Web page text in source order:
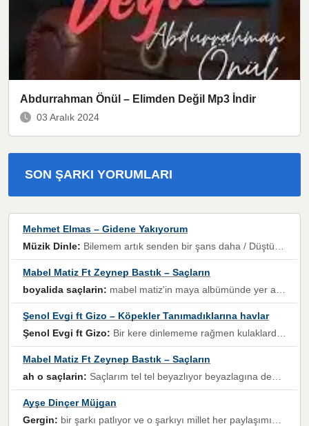
Abdurrahman Önül – Elimden Değil Mp3 İndir
03 Aralık 2024
SON ŞARKI YORUMLARI
Mehmet Elmas – Gidene Yakıyorum
Müzik Dinle: Bilemem artık senden bir şans daha / Düştüğün zaman ben olmayacağım yanında” dizeleri, artık geçmişin tekrarına izin verilmeyeceğini, kişisel sınırların çizildiğini gösteriyor.
Mabel Matiz Ft Zeynep Bastık – Saçların
boyalida saçlarin: mabel matiz'in maya albümünde yer alan güzellerden. parça da şarkı hani! müzikal altyapısına vurulduğum, sözlerinde kaybolduğum bir parça olmuş.
Şenol Evgi ft Gizo – Köpekler Tanımadıklarına havlar
Şenol Evgi ft Gizo: Bir kere dinlememe rağmen kulaklardan gitmiyor sen sen sen sen kurban ol sen sen sen sen hayran ol yükses ses müzik dinleme sebebisiniz canlar bomba gibi patladınız maşallah
Mabel Matiz Ft Zeynep Bastık – Saçların
ah o saçlarin: Saçlarım tel tel beyazlıyor beyazlagına degil yanımda sen yoksun ona üzülüyorum günler bir bir geçiyor geçen günlere değil sensiz geçen günlere darılıyorum,Dinledikce asla kavusamayacagim ama asla unutamicagim sevdiğim adam için yanar içim
Ayşe Dinçer Müjgan
Gergin: bir şarkı patlıyor ve o şarkıyı millet her paylaşımın altına koyuyor ve öyle bir durum hal alıyor ki şarkıyı dinlemeden şarkıdan bikıyorsun Ama bu enteresan bir şekilde dillere dolanıyor millet olarak seviyoruz dertlerle boğuşurken bir yandan da göbek atmayi))) diyeceklerim bu kadar güzel hoş bir sayfa emeğinize sağlık arkadaşlar kolay gelsin